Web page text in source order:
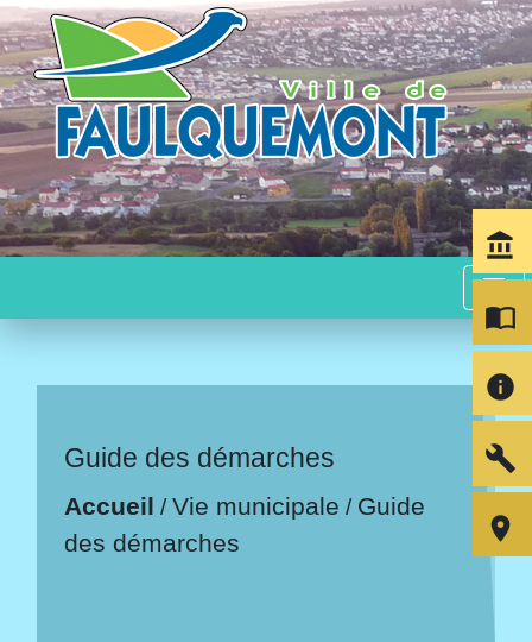
menu
Guide des démarches
Accueil /Vie municipale / Guide
des démarches
account_balance
import_contacts
info
build
room